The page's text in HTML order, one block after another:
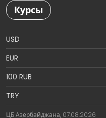
Курсы
USD
EUR
100 RUB
TRY
ЦБ Азербайджана, 07.08.2026